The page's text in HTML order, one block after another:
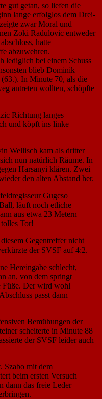
gut getan, so liefen die
lange erfolglos dem Drei-
zwar Moral und
Zoki Radulovic entweder
hatte
abzuwehren.
lediglich bei einem Schuss
blieb Dominik
(63.). In Minute 70, als die
antreten wollten, schöpfte
Richtung langes
und köpft ins linke
Wellisch kam als dritter
nun natürlich Räume. In
Harsanyi klären. Zwei
den alten Abstand her.
Gugcso
läuft noch etliche
aus etwa 23 Metern
Tor!
Gegentreffer nicht
der SVSF auf 4:2.
Hereingabe schlecht,
an, von dem springt
Der wird wohl
passt dann
Bemühungen der
scheiterte in Minute 88
der SVSF leider auch
Szabo mit dem
beim ersten Versuch
dann das freie Leder